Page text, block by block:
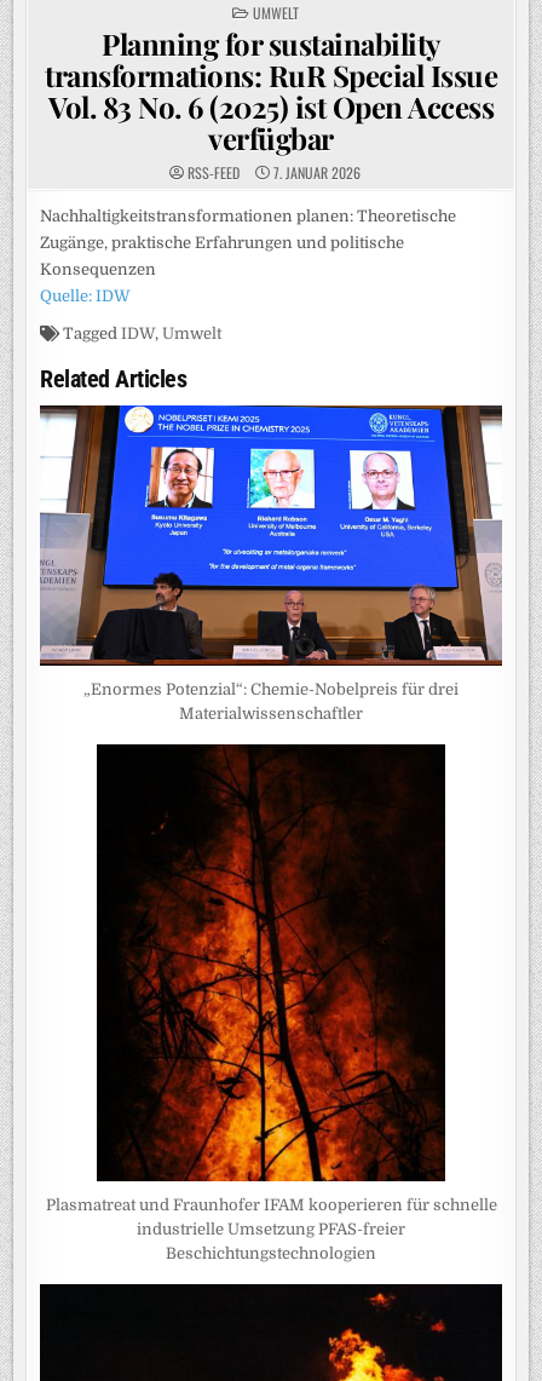
POSTED
IN
UMWELT
Planning for sustainability
transformations: RuR Special Issue
Vol. 83 No. 6 (2025) ist Open Access
verfügbar
RSS-FEED 7. JANUAR 2026
Nachhaltigkeitstransformationen planen: Theoretische
Zugänge, praktische Erfahrungen und politische
Konsequenzen
Quelle: IDW
TaggedIDW,Umwelt
Related Articles
„Enormes Potenzial“: Chemie-Nobelpreis für drei
Materialwissenschaftler
Plasmatreat und Fraunhofer IFAM kooperieren für schnelle
industrielle Umsetzung PFAS-freier
Beschichtungstechnologien